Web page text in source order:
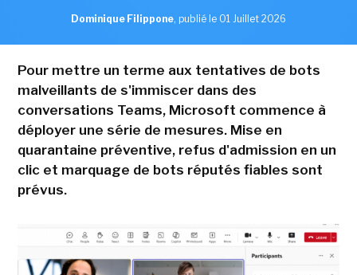
Dominique Filippone, publié le 01 Juillet 2026
Pour mettre un terme aux tentatives de bots
malveillants de s'immiscer dans des
conversations Teams, Microsoft commence à
déployer une série de mesures. Mise en
quarantaine préventive, refus d'admission en un
clic et marquage de bots réputés fiables sont
prévus.